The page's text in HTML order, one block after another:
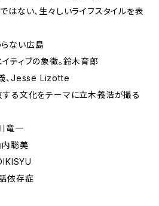
はない、生々しいライフスタイルを表
ない広島
ティブの象徴。鈴木育郎
、Jesse Lizotte
する文化をテーマに立木義浩が撮る
竜一
内聡美
依存症